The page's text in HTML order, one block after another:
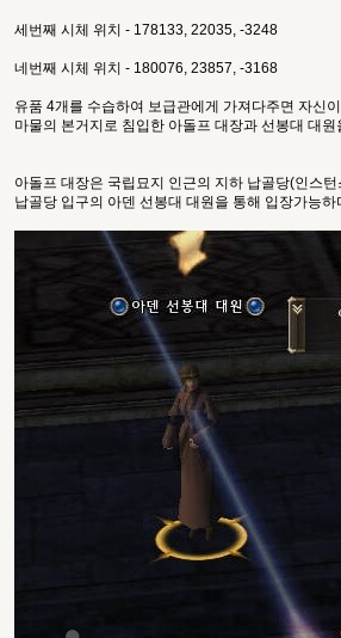
세번째 시체 위치 - 178133, 22035, -3248
네번째 시체 위치 - 180076, 23857, -3168
유품 4개를 수습하여 보급관에게 가져다주면 자신
마물의 본거지로 침입한 아돌프 대장과 선봉대 대
아돌프 대장은 국립묘지 인근의 지하 납골당(인스
납골당 입구의 아덴 선봉대 대원을 통해 입장가능하